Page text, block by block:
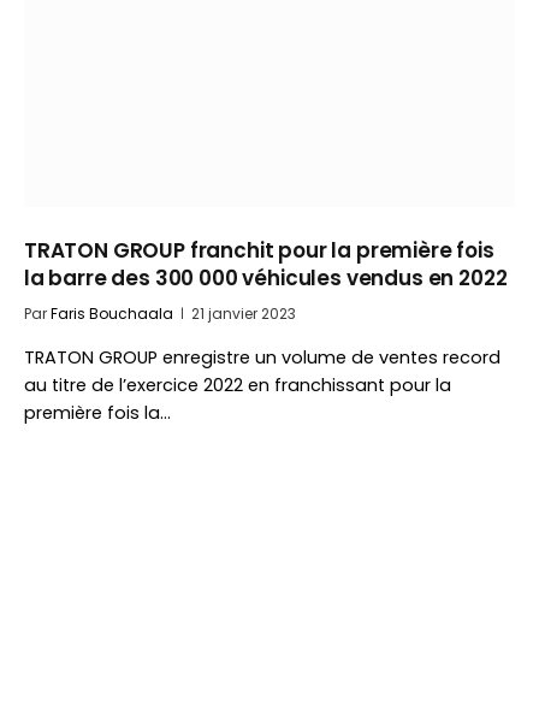
TRATON GROUP franchit pour la première fois
la barre des 300 000 véhicules vendus en 2022
ParFaris Bouchaala 21 janvier 2023
TRATON GROUP enregistre un volume de ventes record
au titre de l’exercice 2022 en franchissant pour la
première fois la…